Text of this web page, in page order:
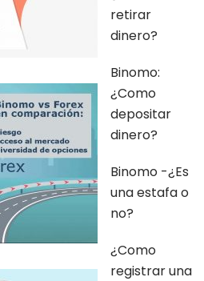
retirar
dinero?
Binomo:
¿Como
depositar
dinero?
Binomo -¿Es
una estafa o
no?
¿Como
registrar una